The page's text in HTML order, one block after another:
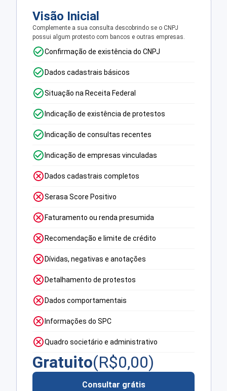
Visão Inicial
Complemente a sua consulta descobrindo se o CNPJ
possui algum protesto com bancos e outras empresas.
Confirmação de existência do CNPJ
Dados cadastrais básicos
Situação na Receita Federal
Indicação de existência de protestos
Indicação de consultas recentes
Indicação de empresas vinculadas
Dados cadastrais completos
Serasa Score Positivo
Faturamento ou renda presumida
Recomendação e limite de crédito
Dívidas, negativas e anotações
Detalhamento de protestos
Dados comportamentais
Informações do SPC
Quadro societário e administrativo
Gratuito(R$0,00)
Consultar grátis